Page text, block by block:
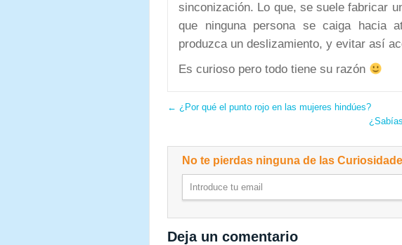
sinconización. Lo que, se suele fabricar
que ninguna persona se caiga hacia
produzca un deslizamiento, y evitar así
Es curioso pero todo tiene su razón
← ¿Por qué el punto rojo en las mujeres hindúes?
No te pierdas ninguna de las
Deja un comentario